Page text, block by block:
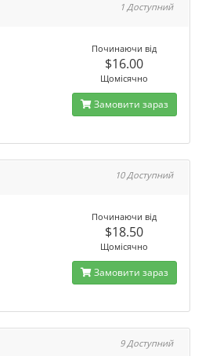
1 Доступний
Починаючи від
$16.00
Щомісячно
Замовити зараз
10 Доступний
Починаючи від
$18.50
Щомісячно
Замовити зараз
9 Доступний